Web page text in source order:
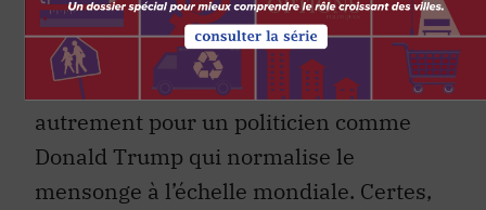
honnêtes, mais contradictoires, chacun
rapportant le même évènement selon
son propre point de vue. Mais il en est
autrement pour un politicien comme
Donald Trump qui normalise le
mensonge à l’échelle mondiale. Certes,